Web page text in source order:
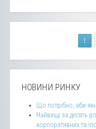
1
НОВИНИ РИНКУ
Що потрібно, аби
Найвищі за десять
корпоративних та